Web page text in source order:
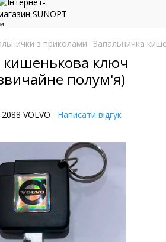
з приколами Запальничка
кишенькова ключ
полум'я)
2088 VOLVO Написати відгук